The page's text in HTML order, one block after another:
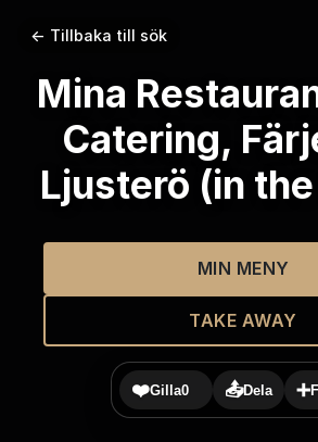
← Tillbaka till sök
Mina
Catering,
Ljusterö (in
MIN MENY
TAKE AWAY
❤️Gilla0 📤Dela ➕